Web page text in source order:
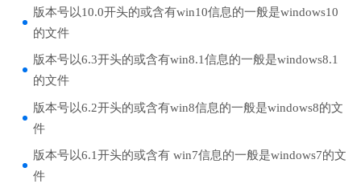
版本号以10.0开头的或含有win10信息的一般是windows10
的文件
版本号以6.3开头的或含有win8.1信息的一般是windows8.1
的文件
版本号以6.2开头的或含有win8信息的一般是windows8的文
件
版本号以6.1开头的或含有 win7信息的一般是windows7的文
件